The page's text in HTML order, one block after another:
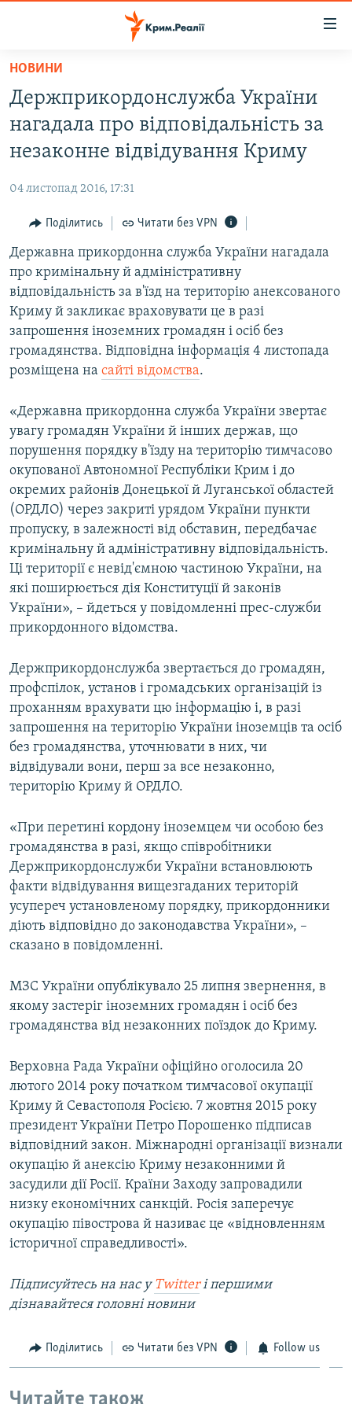
Перейти
основного
матеріалу
до
основної
Перейти
пошуку
ВОДА.КРИМ
БЛОГИ
ПОГЛЯД
ІНТЕРВ'Ю
ВСЕ ЗА ДЕНЬ
СПЕЦПРОЕКТИ
ДЕПОРТАЦІЯ
ВІДЕОУРОКИ «ELIFBE»
УКРАЇНСЬКА ПРОБЛЕМА КРИМУ
ІНФОГРАФІКА
ЯК ОБІЙТИ БЛОКУВАННЯ
Русский
Qırımtatar
ДОЛУЧАЙСЯ!
Усі сайти RFE/RL
НОВИНИ
Держприкордонслужба України
нагадала про відповідальність за
незаконне відвідування Криму
04 листопад 2016, 17:31
Поділитись Читати без VPN
Державна прикордонна служба України нагадала
про кримінальну й адміністративну
відповідальність за в'їзд на територію анексованого
Криму й закликає враховувати це в разі
запрошення іноземних громадян і осіб без
громадянства. Відповідна інформація 4 листопада
розміщена на сайті відомства.
«Державна прикордонна служба України звертає
увагу громадян України й інших держав, що
порушення порядку в'їзду на територію тимчасово
окупованої Автономної Республіки Крим і до
окремих районів Донецької й Луганської областей
(ОРДЛО) через закриті урядом України пункти
пропуску, в залежності від обставин, передбачає
кримінальну й адміністративну відповідальність.
Ці території є невід'ємною частиною України, на
які поширюється дія Конституції й законів
України», – йдеться у повідомленні прес-служби
прикордонного відомства.
Держприкордонслужба звертається до громадян,
профспілок, установ і громадських організацій із
проханням врахувати цю інформацію і, в разі
запрошення на територію України іноземців та осіб
без громадянства, уточнювати в них, чи
відвідували вони, перш за все незаконно,
територію Криму й ОРДЛО.
«При перетині кордону іноземцем чи особою без
громадянства в разі, якщо співробітники
Держприкордонслужби України встановлюють
факти відвідування вищезгаданих територій
усупереч установленому порядку, прикордонники
діють відповідно до законодавства України», –
сказано в повідомленні.
МЗС України опублікувало 25 липня звернення, в
якому застеріг іноземних громадян і осіб без
громадянства від незаконних поїздок до Криму.
Верховна Рада України офіційно оголосила 20
лютого 2014 року початком тимчасової окупації
Криму й Севастополя Росією. 7 жовтня 2015 року
президент України Петро Порошенко підписав
відповідний закон. Міжнародні організації визнали
окупацію й анексію Криму незаконними й
засудили дії Росії. Країни Заходу запровадили
низку економічних санкцій. Росія заперечує
окупацію півострова й називає це «відновленням
історичної справедливості».
Підписуйтесь на нас у Twitterі першими
дізнавайтеся головні новини
Поділитись Читати без VPN Follow us